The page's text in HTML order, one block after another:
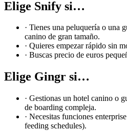
Elige Snify si…
· Tienes una peluquería o una
canino de gran tamaño.
· Quieres empezar rápido sin
· Buscas precio de euros
Elige Gingr si…
· Gestionas un hotel canino o
de boarding compleja.
· Necesitas funciones
feeding schedules).